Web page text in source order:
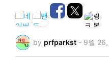
by prfparkst - 9월